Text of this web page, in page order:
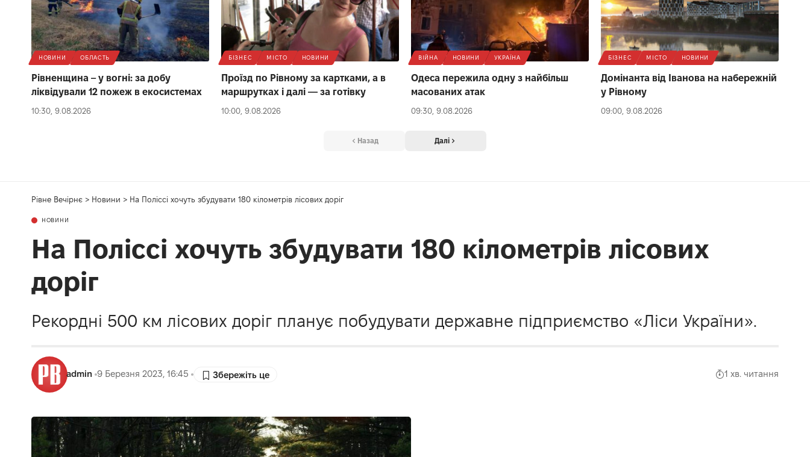
НОВИНИ ОБЛАСТЬ
Рівненщина – у вогні: за добу
ліквідували 12 пожеж в екосистемах
10:30, 9.08.2026
БІЗНЕС МІСТО НОВИНИ
Проїзд по Рівному за картками, а в
маршрутках і далі — за готівку
10:00, 9.08.2026
ВІЙНА НОВИНИ УКРАЇНА
Одеса пережила одну з найбільш
масованих атак
09:30, 9.08.2026
БІЗНЕС МІСТО НОВИНИ
Домінанта від Іванова на набережній
у Рівному
09:00, 9.08.2026
Назад Далі
Рівне Вечірнє > Новини > На Поліссі хочуть збудувати 180 кілометрів лісових доріг
НОВИНИ
На Поліссі хочуть збудувати 180 кілометрів лісових
доріг
Рекордні 500 км лісових доріг планує побудувати державне підприємство «Ліси України».
admin 9 Березня 2023, 16:45 1 хв. читання